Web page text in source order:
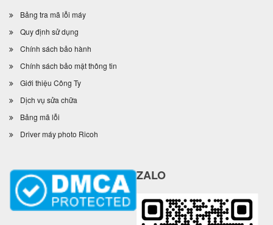
Bảng tra mã lỗi máy
Quy định sử dụng
Chính sách bảo hành
Chính sách bảo mật thông tin
Giới thiệu Công Ty
Dịch vụ sửa chữa
Bảng mã lỗi
Driver máy photo Ricoh
ZALO